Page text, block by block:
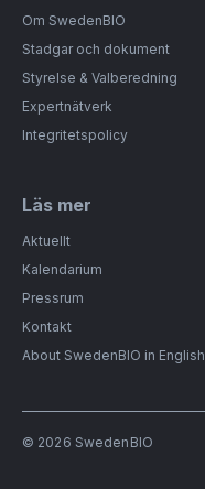
Om SwedenBIO
Stadgar och dokument
Styrelse & Valberedning
Expertnätverk
Integritetspolicy
Läs mer
Aktuellt
Kalendarium
Pressrum
Kontakt
About SwedenBIO in English
© 2026 SwedenBIO